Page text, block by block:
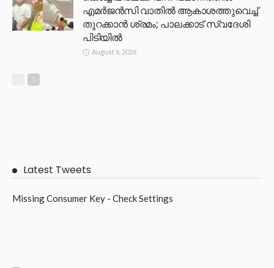
എമർജൻസി വാതിൽ ആകാശത്തുവെച്ച്
തുറക്കാൻ ശ്രമം; പാലക്കാട് സ്വദേശി
പിടിയിൽ
August 6, 2026
Latest Tweets
Missing Consumer Key - Check Settings